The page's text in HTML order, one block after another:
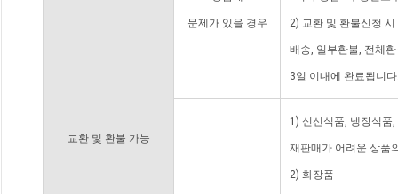
교환 및 환불 가능
문제가 있을 경우 2) 교환 및 환불신청
배송, 일부환불, 전체
3일 이내에 완료됩니
1) 신선식품, 냉장식품
재판매가 어려운 상품
2) 화장품